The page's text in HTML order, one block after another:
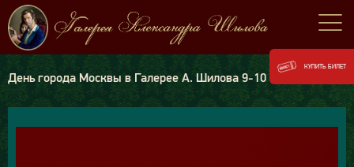
День города Москвы в Галерее А. Шилова 9-10 сентября
КУПИТЬ БИЛЕТ